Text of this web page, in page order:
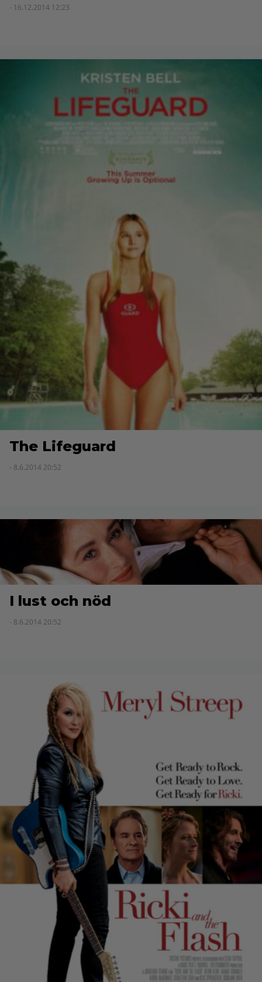
- 16.12.2014 12:23
The Lifeguard
- 8.6.2014 20:52
I lust och nöd
- 8.6.2014 20:52